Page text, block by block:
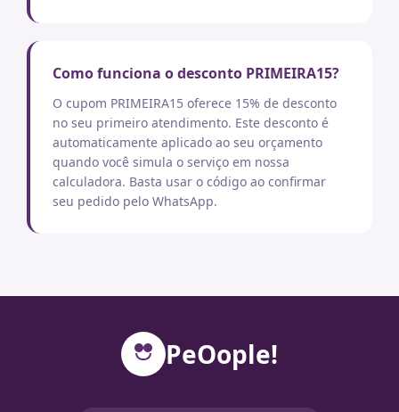
Como funciona o desconto PRIMEIRA15?
O cupom PRIMEIRA15 oferece 15% de desconto
no seu primeiro atendimento. Este desconto é
automaticamente aplicado ao seu orçamento
quando você simula o serviço em nossa
calculadora. Basta usar o código ao confirmar
seu pedido pelo WhatsApp.
PeOople!